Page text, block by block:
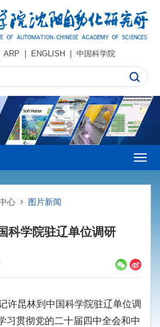
ARP | ENGLISH| 中国科学院
心 图片新闻
科学院驻辽单位调研
许昆林到中国科学院驻辽单位调
习贯彻党的二十届四中全会和中